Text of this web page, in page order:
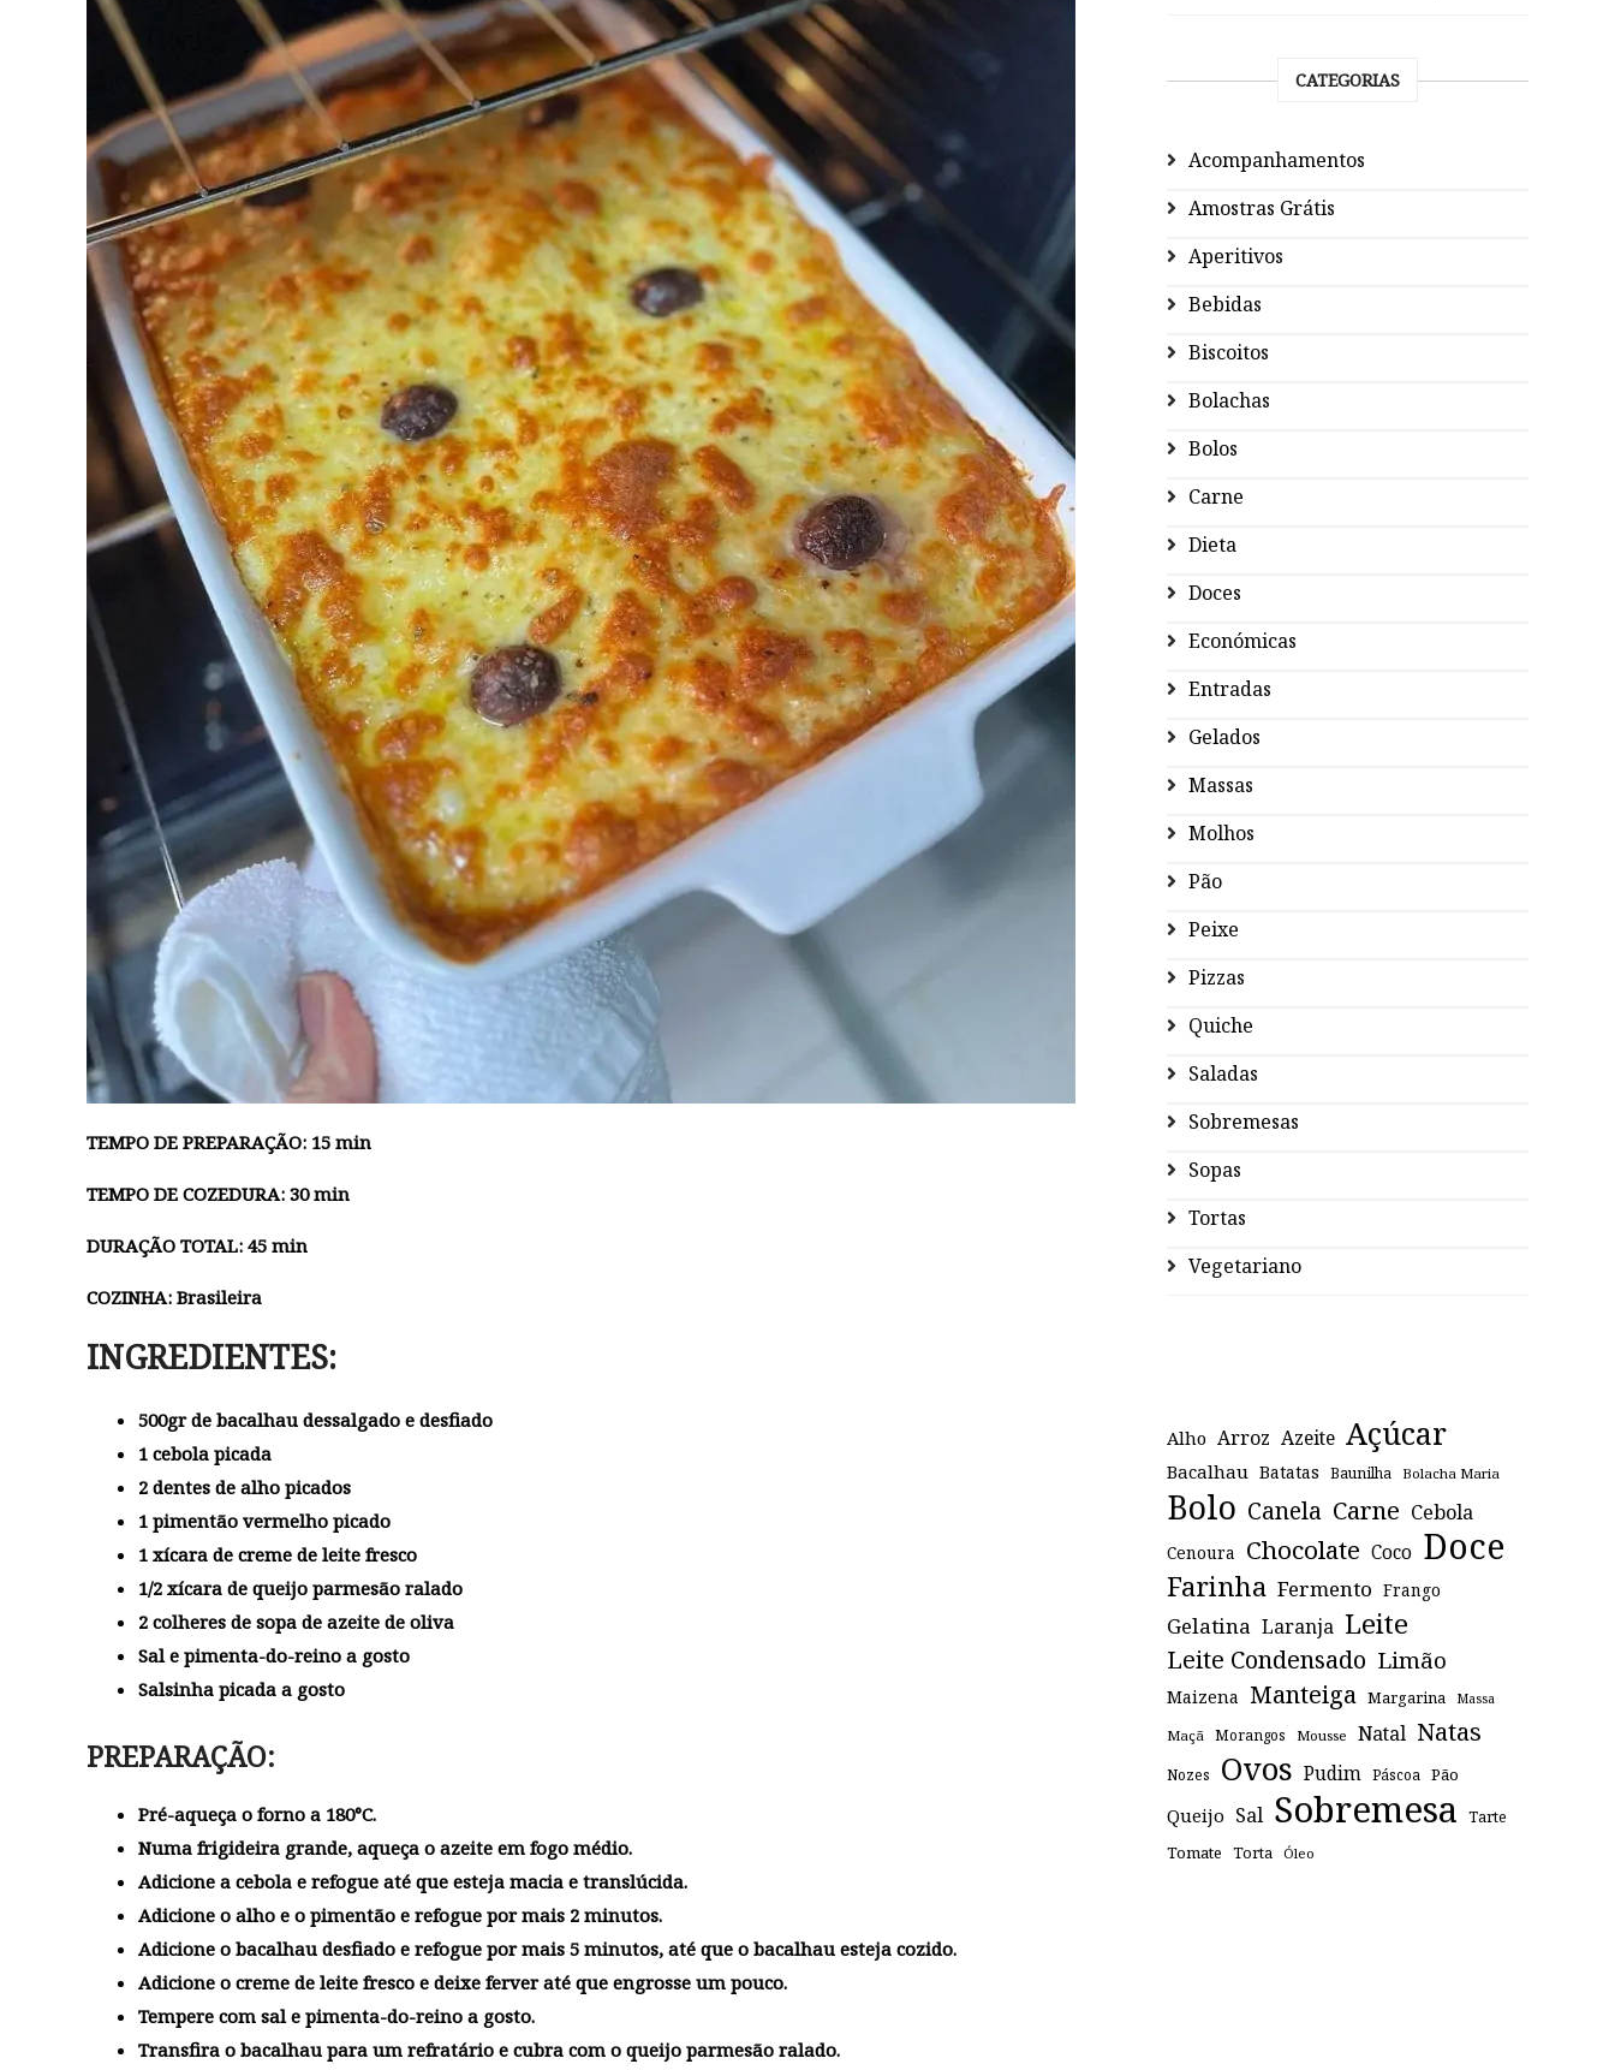
TEMPO DE PREPARAÇÃO: 15 min
TEMPO DE COZEDURA: 30 min
DURAÇÃO TOTAL: 45 min
COZINHA: Brasileira
INGREDIENTES:
500gr de bacalhau dessalgado e desfiado
1 cebola picada
2 dentes de alho picados
1 pimentão vermelho picado
1 xícara de creme de leite fresco
1/2 xícara de queijo parmesão ralado
2 colheres de sopa de azeite de oliva
Sal e pimenta-do-reino a gosto
Salsinha picada a gosto
PREPARAÇÃO:
Pré-aqueça o forno a 180°C.
Numa frigideira grande, aqueça o azeite em fogo médio.
Adicione a cebola e refogue até que esteja macia e translúcida.
Adicione o alho e o pimentão e refogue por mais 2 minutos.
Adicione o bacalhau desfiado e refogue por mais 5 minutos, até que o bacalhau esteja cozido.
Adicione o creme de leite fresco e deixe ferver até que engrosse um pouco.
Tempere com sal e pimenta-do-reino a gosto.
Transfira o bacalhau para um refratário e cubra com o queijo parmesão ralado.
CATEGORIAS
Acompanhamentos
Amostras Grátis
Aperitivos
Bebidas
Biscoitos
Bolachas
Bolos
Carne
Dieta
Doces
Económicas
Entradas
Gelados
Massas
Molhos
Pão
Peixe
Pizzas
Quiche
Saladas
Sobremesas
Sopas
Tortas
Vegetariano
Alho Arroz Azeite Açúcar
Bacalhau Batatas Baunilha Bolacha Maria
Bolo Canela Carne Cebola
Cenoura Chocolate Coco Doce
Farinha Fermento Frango
Gelatina Laranja Leite
Leite Condensado Limão
Maizena Manteiga Margarina Massa
Maçã Morangos Mousse Natal Natas
Nozes Ovos Pudim Páscoa Pão
Queijo Sal Sobremesa Tarte
Tomate Torta Óleo